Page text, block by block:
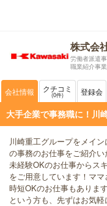
株式会
労働者派遣
職業紹介事
会社情報 クチコミ
0件 登録会
大手企業で事務職に！川
川崎重工グループをメイ
の事務のお仕事をご紹介い
未経験OKのお仕事からス
をご用意しています！ママ
時短OKのお仕事もあり
という方も、先ずはお気軽